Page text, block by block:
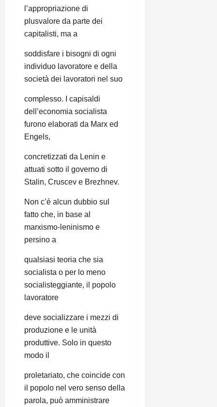
l’appropriazione di
plusvalore da parte dei
capitalisti, ma a
soddisfare i bisogni di ogni
individuo lavoratore e della
società dei lavoratori nel suo
complesso. I capisaldi
dell’economia socialista
furono elaborati da Marx ed
Engels,
concretizzati da Lenin e
attuati sotto il governo di
Stalin, Cruscev e Brezhnev.
Non c’è alcun dubbio sul
fatto che, in base al
marxismo-leninismo e
persino a
qualsiasi teoria che sia
socialista o per lo meno
socialisteggiante, il popolo
lavoratore
deve socializzare i mezzi di
produzione e le unità
produttive. Solo in questo
modo il
proletariato, che coincide con
il popolo nel vero senso della
parola, può amministrare